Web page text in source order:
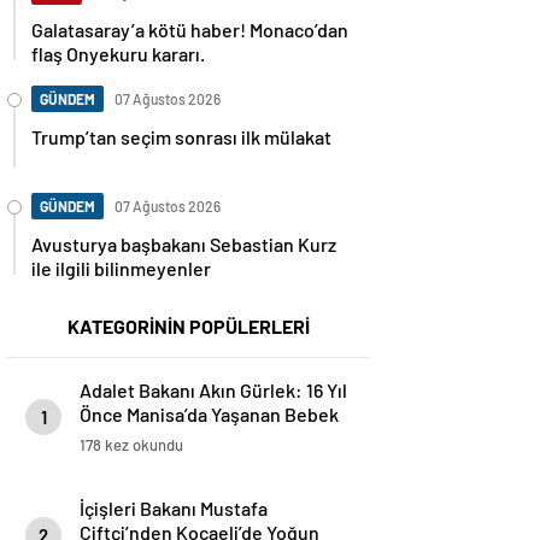
Galatasaray’a kötü haber! Monaco’dan
flaş Onyekuru kararı.
GÜNDEM 07 Ağustos 2026
Trump’tan seçim sonrası ilk mülakat
GÜNDEM 07 Ağustos 2026
Avusturya başbakanı Sebastian Kurz
ile ilgili bilinmeyenler
KATEGORİNİN POPÜLERLERİ
1
Adalet Bakanı Akın Gürlek: 16 Yıl
Önce Manisa’da Yaşanan Bebek
Ölümü Hadisesi Aydınlatıldı
178 kez okundu
2
İçişleri Bakanı Mustafa
Çiftçi’nden Kocaeli’de Yoğun